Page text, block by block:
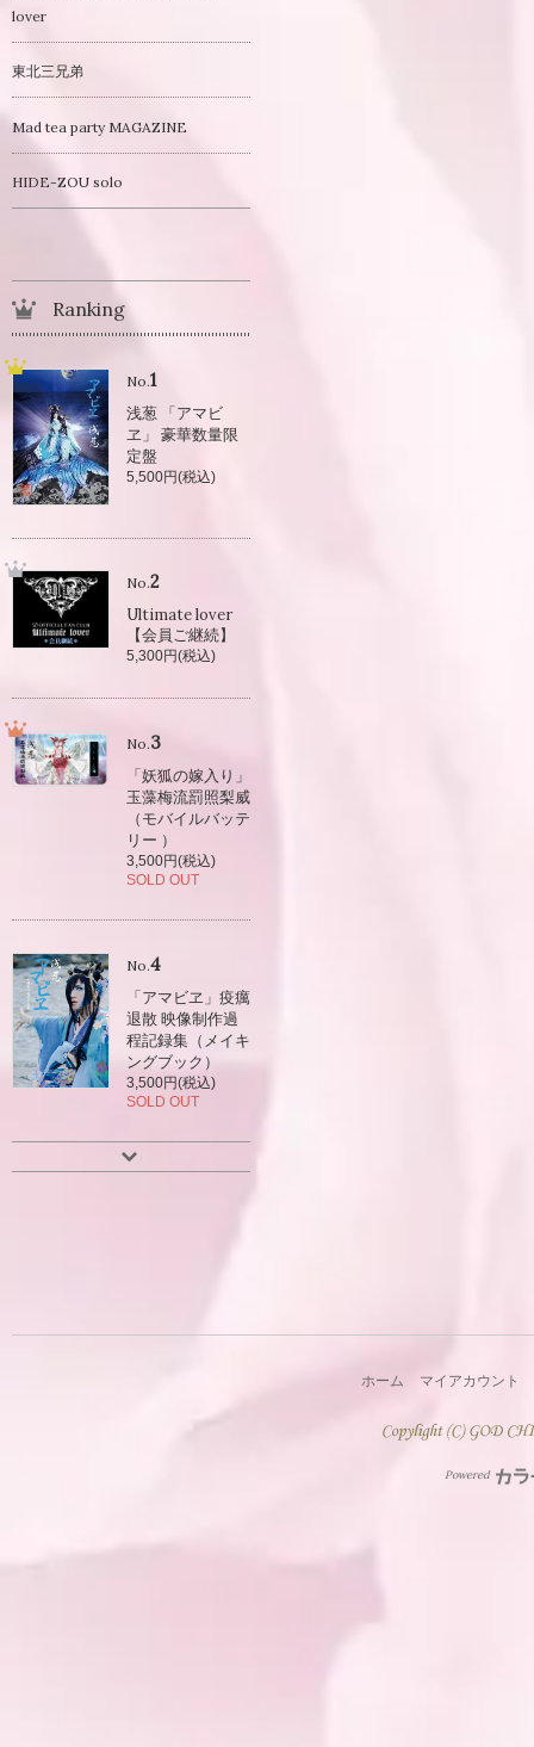
lover
東北三兄弟
Mad tea party MAGAZINE
HIDE-ZOU solo
Ranking
No.1
浅葱 「アマビ
ヱ」 豪華数量限
定盤
5,500円(税込)
No.2
Ultimate lover
【会員ご継続】
5,300円(税込)
No.3
「妖狐の嫁入り」
玉藻梅流罰照梨威
（モバイルバッテ
リー ）
3,500円(税込)
SOLD OUT
No.4
「アマビヱ」疫癘
退散 映像制作過
程記録集（メイキ
ングブック）
3,500円(税込)
SOLD OUT
ホーム マイアカウント
Powered